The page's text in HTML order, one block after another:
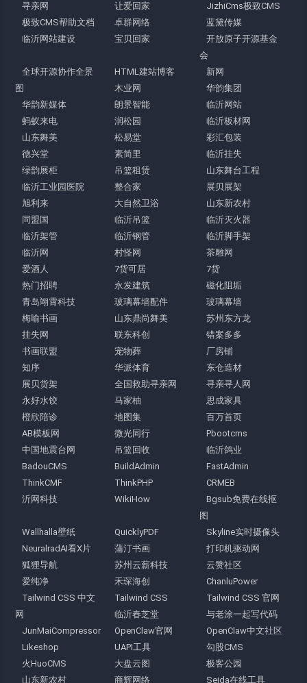
寻亲网 让爱回家
JizhiCms极致CMS
极致CMS帮助文档
卓群网络
蓝黛传媒
临沂网站建设
宝贝回家
开放原子开源基金
会
全球开源协作全景
图
HTML建站博客
新网
木业网
华韵集团
华韵新媒体
朗景智能
临沂网站
蚂蚁来电
润松园
临沂板材网
山东舞美
松易堂
彩汇包装
德兴堂
素简里
临沂挂失
绿韵展柜
吊篮租赁
山东舞台工程
临沂工业园医院
整合家
展贝展架
旭利来
大自然卫浴
山东新农村
同盟国
临沂吊篮
临沂灭火器
临沂架管
临沂钢管
临沂脚手架
临沂网
村怪网
茶雕网
爱酒人
7货可居
7货
热门招聘
永发建筑
磁化阻垢
青岛翊霄科技
玻璃幕墙配件
玻璃幕墙
梅喻书画
山东鼎尚舞美
苏州东方龙
挂失网
联东科创
错案多多
书画联盟
宠物葬
厂房铺
知序
华派体育
东仓造材
展贝货架
全国救助寻亲网
寻亲寻人网
永好水饺
马家柚
思成家具
橙欣陪诊
地图集
百万首页
AB模板网
微光同行
Pbootcms
中国地震台网
吊篮回收
临沂鸽业
BadouCMS
BuildAdmin
FastAdmin
ThinkCMF
ThinkPHP
CRMEB
沂网科技
WikiHow
Bgsub免费在线抠
图
Wallhalla壁纸
QuicklyPDF
Skyline实时摄像头
NeuralradAI看X片
蒲汀书画
打印机驱动网
狐狸导航
苏州云薪科技
云赞社区
爱纯净
禾琛海创
ChanluPower
Tailwind CSS 中文
网
Tailwind CSS
Tailwind CSS 官网
临沂春芝堂
与老涂一起写代码
JunMaiCompressor
OpenClaw官网
OpenClaw中文社区
Likeshop
UAPI工具
勾股CMS
火HuoCMS
大盘云图
极客公园
山东新农村
商辉网络 Sejda在线工具